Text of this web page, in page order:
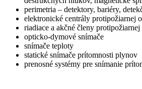
perimetria – detektory, bariéry,
elektronické centrály protipožiarnej
riadiace a akčné členy
opticko-dymové snímače
snímače teploty
statické snímače prítomnosti plynov
prenosné systémy pre snímanie